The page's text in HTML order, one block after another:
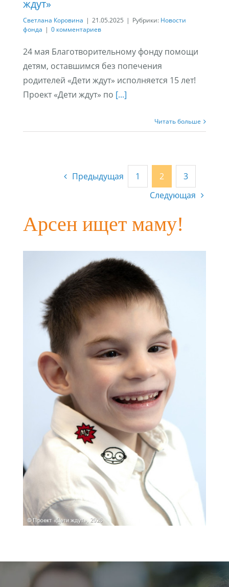
ждут»
Светлана Коровина | 21.05.2025 | Рубрики: Новости
фонда | 0 комментариев
24 мая Благотворительному фонду помощи
детям, оставшимся без попечения
родителей «Дети ждут» исполняется 15 лет!
Проект «Дети ждут» по [...]
Читать больше
Предыдущая 1 2
3
Следующая
Арсен ищет маму!